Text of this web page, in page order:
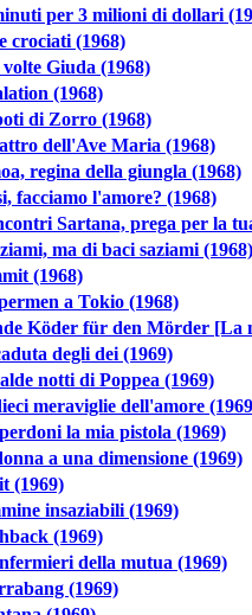
per 3 milioni di dollari
crociati (1968)
Giuda (1968)
(1968)
di Zorro (1968)
dell'Ave Maria (1968)
regina della giungla (1968)
facciamo l'amore? (1968)
Sartana, prega per la
ma di baci saziami (1968)
(1968)
a Tokio (1968)
Köder für den Mörder [La
degli dei (1969)
notti di Poppea (1969)
meraviglie dell'amore
la mia pistola (1969)
a una dimensione (1969)
(1969)
insaziabili (1969)
(1969)
della mutua (1969)
(1969)